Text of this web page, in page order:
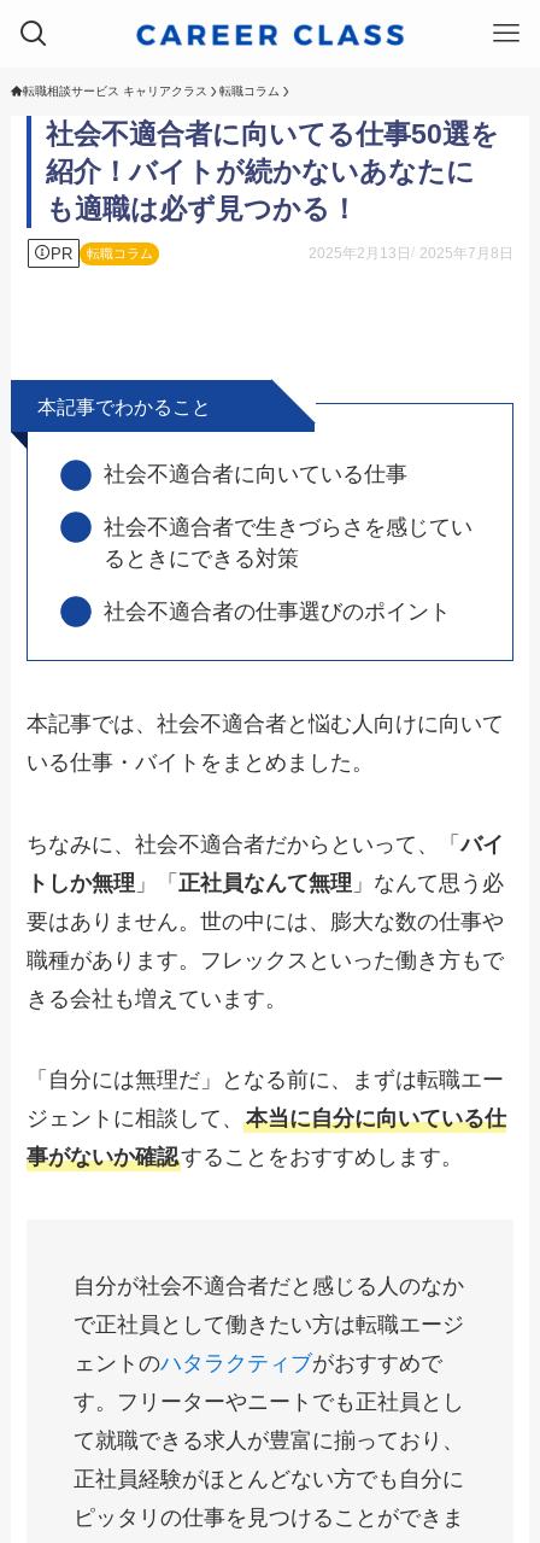
転職相談サービス キャリアクラス 転職コラム
社会不適合者に向いてる仕事50選を
紹介！バイトが続かないあなたに
も適職は必ず見つかる！
PR 転職コラム 2025年2月13日 2025年7月8日
本記事でわかること
社会不適合者に向いている仕事
社会不適合者で生きづらさを感じてい
るときにできる対策
社会不適合者の仕事選びのポイント
本記事では、社会不適合者と悩む人向けに向いて
いる仕事・バイト をまとめました。
ちなみに、社会不適合者だからといって、「バイ
トしか無理 」「 正社員なんて無理 」なんて思う必
要はありません。世の中には、膨大な数の仕事や
職種があります。フレックスといった働き方もで
きる会社も増えています。
「自分には無理だ」となる前に、まずは転職エー
ジェントに相談して、本当に自分に向いている仕
事がないか確認することをおすすめします。
自分が社会不適合者だと感じる人のなか
で正社員として働きたい方は転職エージ
ェントのハタラクティブがおすすめで
す。フリーターやニートでも正社員とし
て就職できる求人が豊富に揃っており、
正社員経験がほとんどない方でも自分に
ピッタリの仕事を見つけることができま